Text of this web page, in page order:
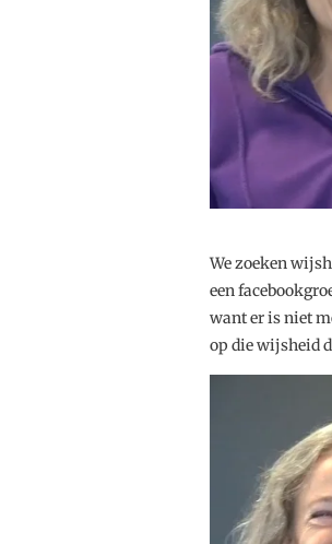
We zoeken
een
want er is niet
op die wijsheid